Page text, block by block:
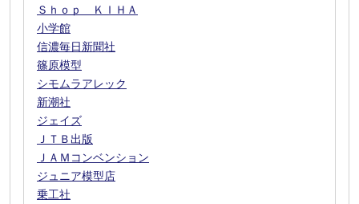
Ｓｈｏｐ ＫＩＨＡ
小学館
信濃毎日新聞社
篠原模型
シモムラアレック
新潮社
ジェイズ
ＪＴＢ出版
ＪＡＭコンベンション
ジュニア模型店
乗工社